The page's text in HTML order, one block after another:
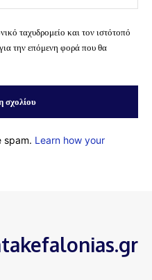
ταχυδρομείο και τον ιστότοπό
την επόμενη φορά που θα
spam. Learn how your